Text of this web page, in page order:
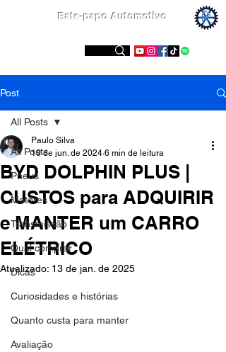
Bate-papo Automotivo
Post
All Posts
Pneus
Motores
Transmissão
Qual comprar
Dicas
Curiosidades e histórias
Quanto custa para manter
Avaliação
All Posts
BYD DOLPHIN PLUS |
CUSTOS para ADQUIRIR
e MANTER um CARRO
ELÉTRICO
Paulo Silva
10 de jun. de 2024 6 min de leitura
Atualizado: 13 de jan. de 2025